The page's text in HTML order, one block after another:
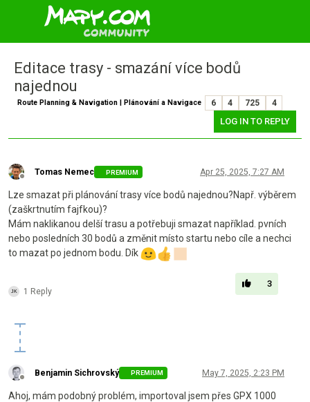
Editace trasy - smazání více bodů
najednou
Route Planning & Navigation | Plánování a Navigace 6 4 725 4
LOG IN TO REPLY
Tomas Nemec PREMIUM Apr 25, 2025, 7:27 AM
Lze smazat při plánování trasy více bodů najednou?Např. výběrem
(zaškrtnutím fajfkou)?
Mám naklikanou delší trasu a potřebuji smazat například. pvních
nebo posledních 30 bodů a změnit místo startu nebo cíle a nechci
to mazat po jednom bodu. Dík
1 Reply
3
Benjamin Sichrovský PREMIUM May 7, 2025, 2:23 PM
Ahoj, mám podobný problém, importoval jsem přes GPX 1000